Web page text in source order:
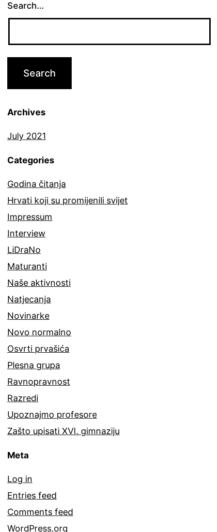
Search…
Archives
July 2021
Categories
Godina čitanja
Hrvati koji su promijenili svijet
Impressum
Interview
LiDraNo
Maturanti
Naše aktivnosti
Natjecanja
Novinarke
Novo normalno
Osvrti prvašića
Plesna grupa
Ravnopravnost
Razredi
Upoznajmo profesore
Zašto upisati XVI. gimnaziju
Meta
Log in
Entries feed
Comments feed
WordPress.org